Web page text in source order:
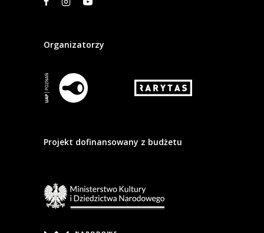
Organizatorzy
Projekt dofinansowany z budżetu